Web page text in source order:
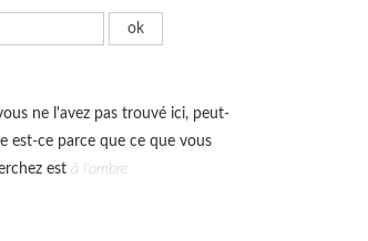
ne l'avez pas trouvé ici, peut-
est-ce parce que ce que vous
està l'ombre